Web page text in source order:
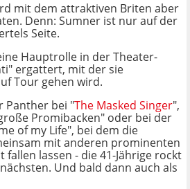
mit dem attraktiven Briten aber
Denn: Sumner ist nur auf der
Seite.
Hauptrolle in der Theater-
ergattert, mit der sie
Tour gehen wird.
Panther bei "The Masked Singer",
Promibacken" oder bei der
of my Life", bei dem die
mit anderen prominenten
fallen lassen - die 41-Jährige rockt
Und bald dann auch als